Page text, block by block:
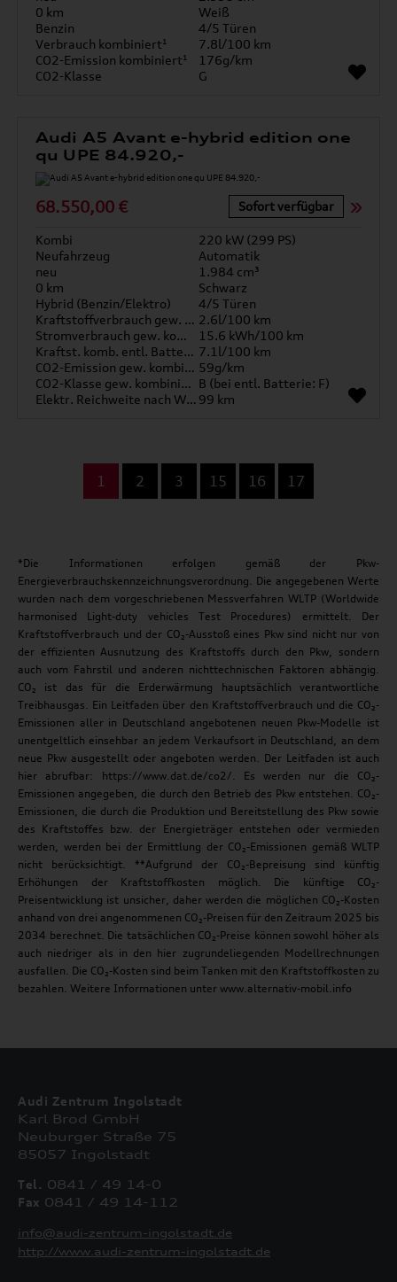
0 km
Weiß
Benzin
4/5 Türen
Verbrauch kombiniert¹
7.8l/100 km
CO2-Emission kombiniert¹
176g/km
CO2-Klasse
G
Audi A5 Avant e-hybrid edition one
qu UPE 84.920,-
68.550,00 € Sofort verfügbar
Kombi
220 kW (299 PS)
Neufahrzeug
Automatik
neu
1.984 cm³
0 km
Schwarz
Hybrid (Benzin/Elektro)
4/5 Türen
Kraftstoffverbrauch gew. kombiniert 2.6l/100 km
Stromverbrauch gew. kombiniert
15.6 kWh/100 km
Kraftst. komb. entl. Batterie 7.1l/100 km
CO2-Emission gew. kombiniert 59g/km
CO2-Klasse gew. kombiniert B (bei entl. Batterie: F)
Elektr. Reichweite nach WLTP* 99 km
1 2 3 15 16 17
*Die Informationen erfolgen gemäß der Pkw-
Energieverbrauchskennzeichnungsverordnung. Die angegebenen Werte
wurden nach dem vorgeschriebenen Messverfahren WLTP (Worldwide
harmonised Light-duty vehicles Test Procedures) ermittelt. Der
Kraftstoffverbrauch und der CO₂-Ausstoß eines Pkw sind nicht nur von
der effizienten Ausnutzung des Kraftstoffs durch den Pkw, sondern
auch vom Fahrstil und anderen nichttechnischen Faktoren abhängig.
CO₂ ist das für die Erderwärmung hauptsächlich verantwortliche
Treibhausgas. Ein Leitfaden über den Kraftstoffverbrauch und die CO₂-
Emissionen aller in Deutschland angebotenen neuen Pkw-Modelle ist
unentgeltlich einsehbar an jedem Verkaufsort in Deutschland, an dem
neue Pkw ausgestellt oder angeboten werden. Der Leitfaden ist auch
hier abrufbar: https://www.dat.de/co2/. Es werden nur die CO₂-
Emissionen angegeben, die durch den Betrieb des Pkw entstehen. CO₂-
Emissionen, die durch die Produktion und Bereitstellung des Pkw sowie
des Kraftstoffes bzw. der Energieträger entstehen oder vermieden
werden, werden bei der Ermittlung der CO₂-Emissionen gemäß WLTP
nicht berücksichtigt. **Aufgrund der CO₂-Bepreisung sind künftig
Erhöhungen der Kraftstoffkosten möglich. Die künftige CO₂-
Preisentwicklung ist unsicher, daher werden die möglichen CO₂-Kosten
anhand von drei angenommenen CO₂-Preisen für den Zeitraum 2025 bis
2034 berechnet. Die tatsächlichen CO₂-Preise können sowohl höher als
auch niedriger als in den hier zugrundeliegenden Modellrechnungen
ausfallen. Die CO₂-Kosten sind beim Tanken mit den Kraftstoffkosten zu
bezahlen. Weitere Informationen unter www.alternativ-mobil.info
Audi Zentrum Ingolstadt
Karl Brod GmbH
Neuburger Straße 75
85057 Ingolstadt
Tel. 0841 / 49 14-0
Fax 0841 / 49 14-112
info@audi-zentrum-ingolstadt.de
http://www.audi-zentrum-ingolstadt.de